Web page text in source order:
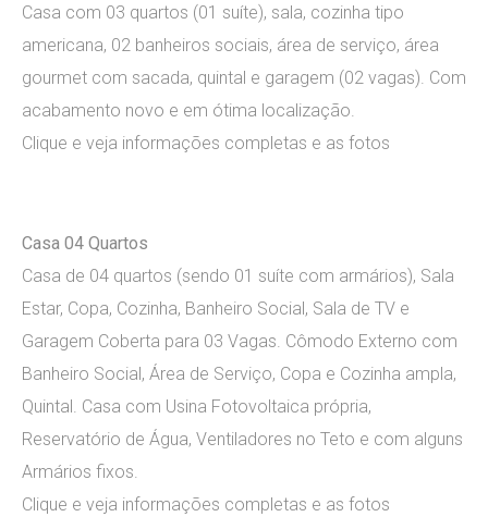
Casa com 03 quartos (01 suíte), sala, cozinha tipo
americana, 02 banheiros sociais, área de serviço, área
gourmet com sacada, quintal e garagem (02 vagas). Com
acabamento novo e em ótima localização.
Clique e veja informações completas e as fotos
Casa 04 Quartos
Casa de 04 quartos (sendo 01 suíte com armários), Sala
Estar, Copa, Cozinha, Banheiro Social, Sala de TV e
Garagem Coberta para 03 Vagas. Cômodo Externo com
Banheiro Social, Área de Serviço, Copa e Cozinha ampla,
Quintal. Casa com Usina Fotovoltaica própria,
Reservatório de Água, Ventiladores no Teto e com alguns
Armários fixos.
Clique e veja informações completas e as fotos